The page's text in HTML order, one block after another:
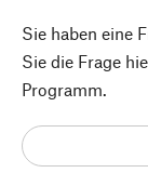
Sie haben eine
Sie die Frage
Programm.